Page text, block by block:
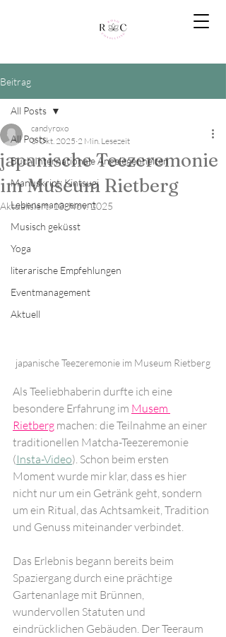
Beitrag
All Posts
Buch Internationale Angelegenheiten
Manuskript: Kintsugi
Lebensmanagement
Musisch geküsst
Yoga
literarische Empfehlungen
Eventmanagement
Aktuell
All Posts
japanische Teezeremonie
im Museum Rietberg
candyroxo
3. Okt. 2025 2 Min. Lesezeit
Aktualisiert:10. Nov. 2025
japanische Teezeremonie im Museum Rietberg
Als Teeliebhaberin durfte ich eine
besondere Erfahrung im Musem
Rietberg machen: die Teilnahme an einer
traditionellen Matcha-Teezeremonie
(Insta-Video). Schon beim ersten
Moment wurde mir klar, dass es hier
nicht nur um ein Getränk geht, sondern
um ein Ritual, das Achtsamkeit, Tradition
und Genuss miteinander verbindet.
Das Erlebnis begann bereits beim
Spaziergang durch eine prächtige
Gartenanlage mit Brünnen,
wundervollen Statuten und
eindrücklichen Gebäuden. Der Teeraum